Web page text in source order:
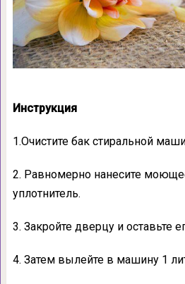
Инструкция
1.Очистите бак стиральной
2. Равномерно нанесите
уплотнитель.
3. Закройте дверцу и оставьте
4. Затем вылейте в машину 1